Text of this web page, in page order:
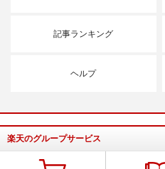
記事ランキング
ヘルプ
楽天のグループサービス